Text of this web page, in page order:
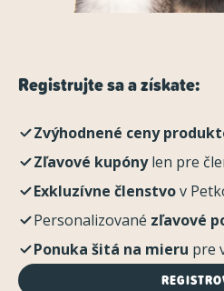
Registrujte sa a získate:
Zvýhodnené ceny
Zľavové kupónylen pre
Exkluzívne členstvov
Personalizované zľavové
Ponuka šitá na mieru pre